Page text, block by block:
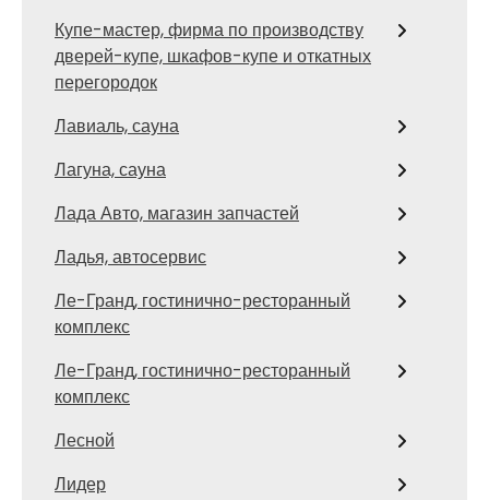
Купе-мастер, фирма по производству
дверей-купе, шкафов-купе и откатных
перегородок
Лавиаль, сауна
Лагуна, сауна
Лада Авто, магазин запчастей
Ладья, автосервис
Ле-Гранд, гостинично-ресторанный
комплекс
Ле-Гранд, гостинично-ресторанный
комплекс
Лесной
Лидер